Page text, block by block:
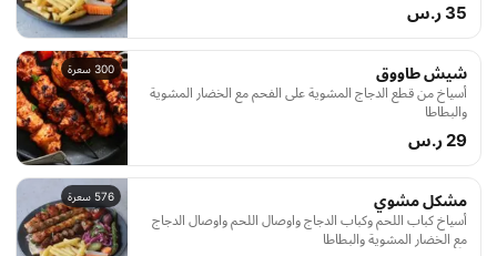
35 ر.س
300 سعرة شيش طاووق
أسياخ من قطع الدجاج المشوية على الفحم مع الخضار المشوية
والبطاطا
29 ر.س
576 سعرة مشكل مشوي
أسياخ كباب اللحم وكباب الدجاج واوصال اللحم واوصال الدجاج
مع الخضار المشوية والبطاطا